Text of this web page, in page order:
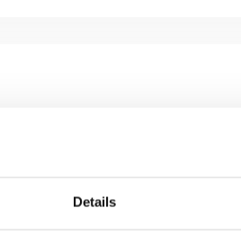
Details